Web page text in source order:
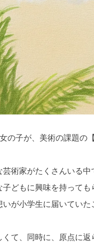
の子が、美術の課題の
術家がたくさんいる中
どもに興味を持っても
が小学生に届いていた
て、同時に、原点に返